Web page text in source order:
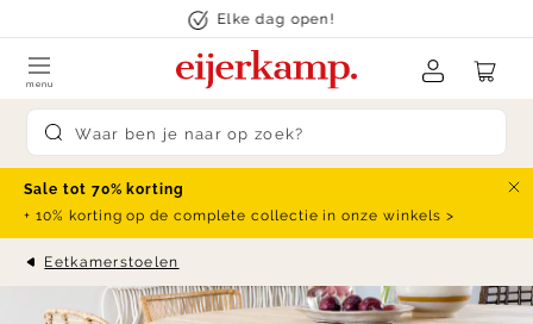
Elke dag open!
Submit search
menu
Sale tot 70% korting
+ 10% korting op de complete collectie in onze winkels >
Eetkamerstoelen